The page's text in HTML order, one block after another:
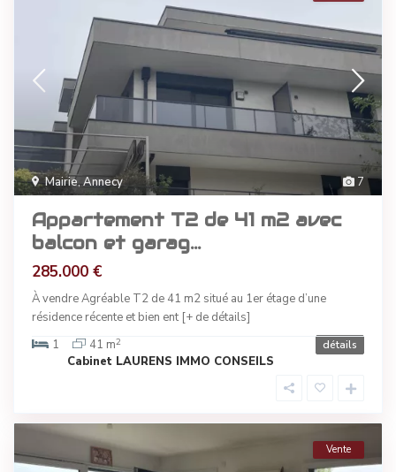
7
Mairie,Annecy
Appartement T2 de 41 m2 avec
balcon et garag...
285.000 €
À vendre Agréable T2 de 41 m2 situé au 1er étage d’une
résidence récente et bien ent [+ de détails]
1
41 m2 détails
Cabinet LAURENS IMMO CONSEILS
Vente